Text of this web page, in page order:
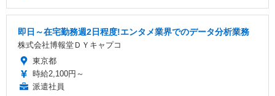
即日～在宅勤務週2日程度!エンタメ業界でのデータ分析業務
株式会社博報堂ＤＹキャプコ
東京都
時給2,100円～
派遣社員